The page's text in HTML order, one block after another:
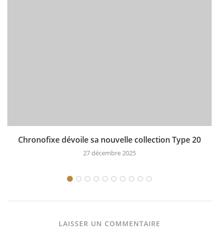
Chronofixe dévoile sa nouvelle collection Type 20
27 décembre 2025
LAISSER UN COMMENTAIRE